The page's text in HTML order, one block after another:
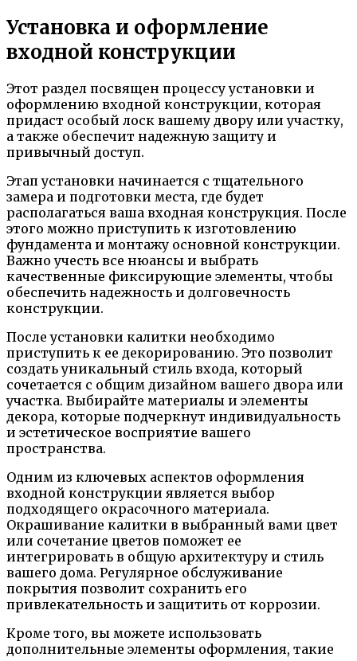
Установка и оформление
входной конструкции
Этот раздел посвящен процессу установки и
оформлению входной конструкции, которая
придаст особый лоск вашему двору или участку,
а также обеспечит надежную защиту и
привычный доступ.
Этап установки начинается с тщательного
замера и подготовки места, где будет
располагаться ваша входная конструкция. После
этого можно приступить к изготовлению
фундамента и монтажу основной конструкции.
Важно учесть все нюансы и выбрать
качественные фиксирующие элементы, чтобы
обеспечить надежность и долговечность
конструкции.
После установки калитки необходимо
приступить к ее декорированию. Это позволит
создать уникальный стиль входа, который
сочетается с общим дизайном вашего двора или
участка. Выбирайте материалы и элементы
декора, которые подчеркнут индивидуальность
и эстетическое восприятие вашего
пространства.
Одним из ключевых аспектов оформления
входной конструкции является выбор
подходящего окрасочного материала.
Окрашивание калитки в выбранный вами цвет
или сочетание цветов поможет ее
интегрировать в общую архитектуру и стиль
вашего дома. Регулярное обслуживание
покрытия позволит сохранить его
привлекательность и защитить от коррозии.
Кроме того, вы можете использовать
дополнительные элементы оформления, такие